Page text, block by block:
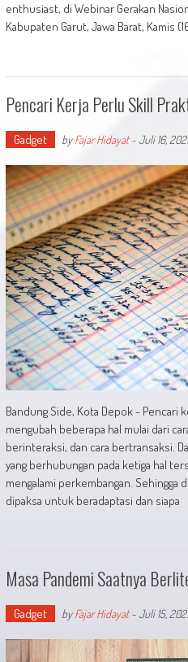
enthusiast, di Webinar Gerakan
Kabupaten Garut, Jawa Barat, Kamis
Pencari Kerja Perlu Skill
Gadget byFajar Hidayat- Juli 16, 2021
Bandung Side, Kota Depok - Pencari
mengubah beberapa hal mulai dari
berinteraksi, dan cara bertransaksi.
yang berhubungan pada ketiga hal
mengalami perkembangan. Sehingga
dipaksa untuk beradaptasi dan siapa
Masa Pandemi Saatnya
Gadget byFajar Hidayat- Juli 15, 2021